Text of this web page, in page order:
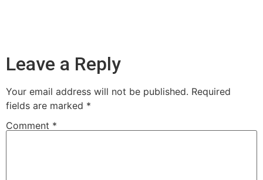
Leave a Reply
Your email address will not be published. Required
fields are marked *
Comment *